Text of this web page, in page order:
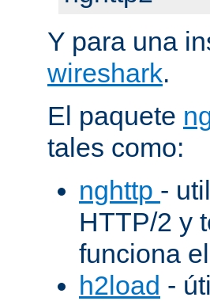
Y para una
wireshark.
El paquete
tales como:
nghttp -
HTTP/2 y
funciona
h2load -